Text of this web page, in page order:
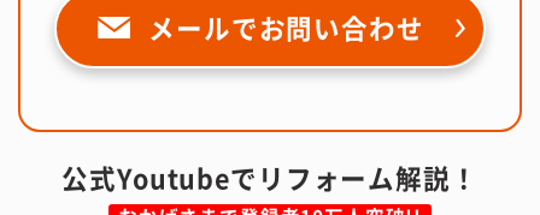
メールでお問い合わせ
公式Youtubeでリフォーム解説！